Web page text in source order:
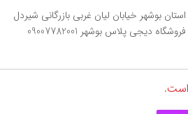
استان بوشهر خیابان لیان غربی بازرگانی شیردل
فروشگاه دیجی پلاس بوشهر 09007782001